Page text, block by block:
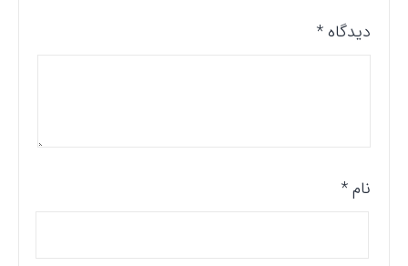
دیدگاه*
نام*